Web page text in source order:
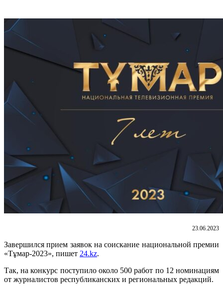
23.06.2023
Завершился прием заявок на соискание национальной премии
«Тұмар-2023», пишет 24.kz.
Так, на конкурс поступило около 500 работ по 12 номинациям
от журналистов республиканских и региональных редакций.